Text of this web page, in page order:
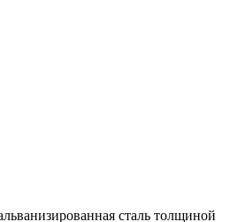
сталь толщиной